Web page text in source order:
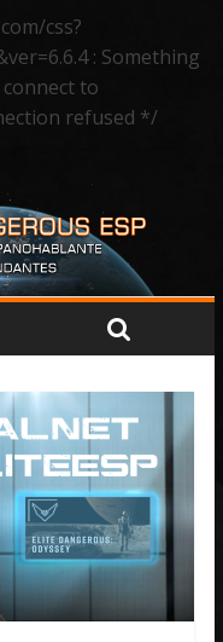
css?
: Something
to
refused */